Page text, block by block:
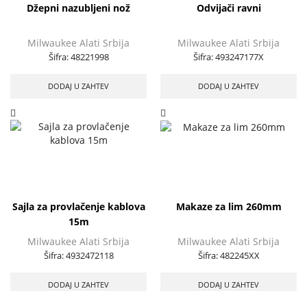
Džepni nazubljeni nož
Milwaukee Alati Srbija
Šifra:48221998
DODAJ U ZAHTEV
Odvijači ravni
Milwaukee Alati Srbija
Šifra:493247177X
DODAJ U ZAHTEV
Sajla za provlačenje kablova
15m
Milwaukee Alati Srbija
Šifra:4932472118
DODAJ U ZAHTEV
Makaze za lim 260mm
Milwaukee Alati Srbija
Šifra:482245XX
DODAJ U ZAHTEV